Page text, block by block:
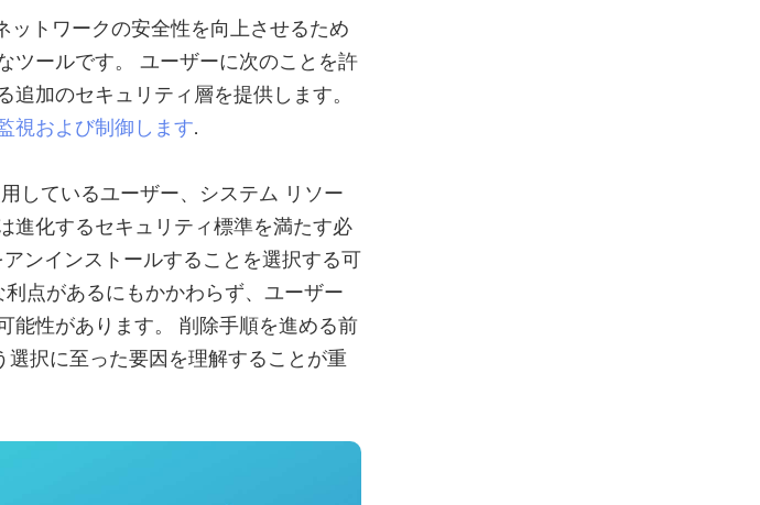
ットワークの安全性を向上させるため
ツールです。 ユーザーに次のことを許
加のセキュリティ層を提供します。
視および制御します.
しているユーザー、システム リソー
進化するセキュリティ標準を満たす必
ンインストールすることを選択する可
点があるにもかかわらず、ユーザー
能性があります。 削除手順を進める前
択に至った要因を理解することが重